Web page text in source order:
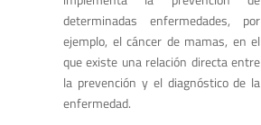
determinadas enfermedades, por
ejemplo, el cáncer de mamas, en el
que existe una relación directa entre
la prevención y el diagnóstico de la
enfermedad.